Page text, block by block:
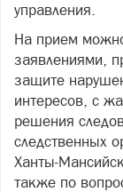
управления.
На прием
заявлениями,
защите
интересов, с
решения
следственных
Ханты-
также по